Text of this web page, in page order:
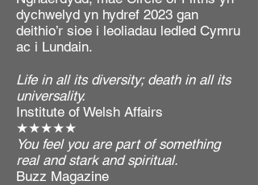
dychwelyd yn hydref 2023 gan
deithio’r sioe i leoliadau ledled Cymru
ac i Lundain.
Life in all its diversity; death in all its
universality.
Institute of Welsh Affairs
★★★★★
You feel you are part of something
real and stark and spiritual.
Buzz Magazine